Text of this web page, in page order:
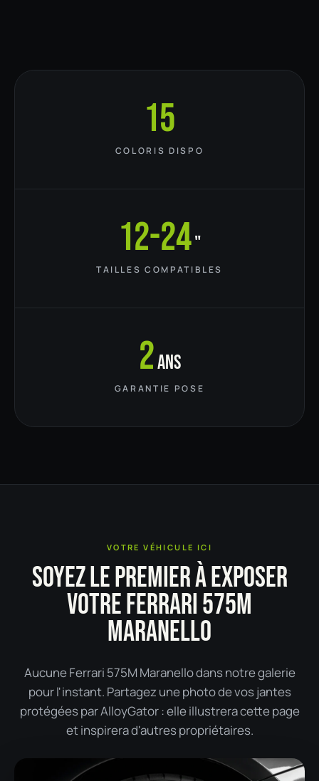
15
COLORIS DISPO
12-24"
TAILLES COMPATIBLES
2ans
GARANTIE POSE
VOTRE VÉHICULE ICI
SOYEZ LE PREMIER À EXPOSER
VOTRE FERRARI 575M
MARANELLO
Aucune Ferrari 575M Maranello dans notre galerie
pour l'instant. Partagez une photo de vos jantes
protégées par AlloyGator : elle illustrera cette page
et inspirera d'autres propriétaires.